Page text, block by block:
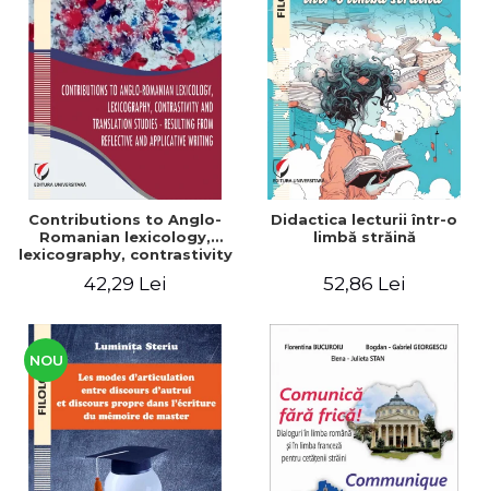
Contributions to Anglo-
Romanian lexicology,
lexicography, contrastivity
Resulting from reflective
42,29 Lei
Didactica lecturii într-o
limbă străină
52,86 Lei
NOU